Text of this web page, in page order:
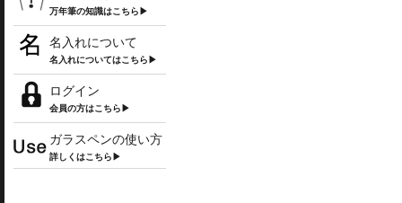
万年筆の知識はこちら▶
名入れについて
名入れについてはこちら▶
ログイン
会員の方はこちら▶
ガラスペンの使い方
詳しくはこちら▶